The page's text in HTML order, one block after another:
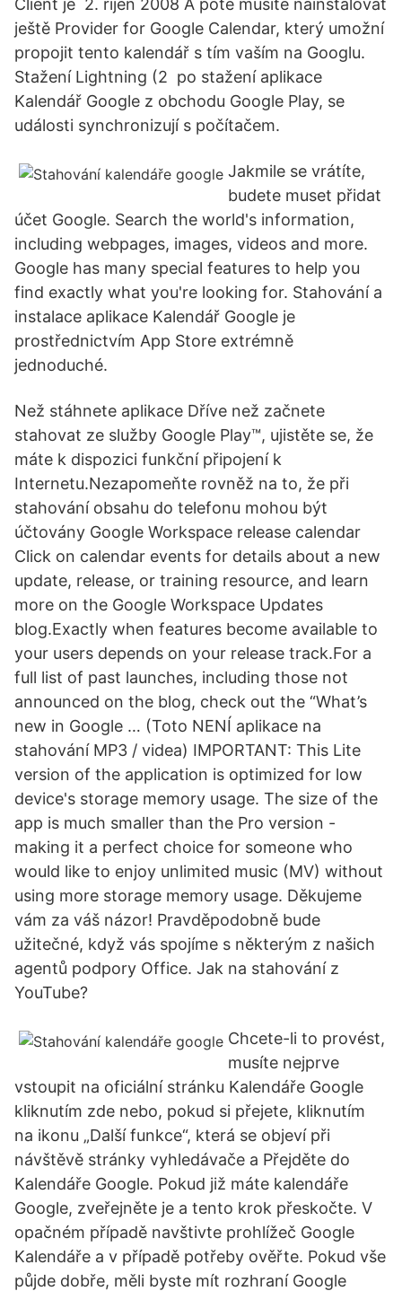
Client je 2. říjen 2008 A poté musíte nainstalovat
ještě Provider for Google Calendar, který umožní
propojit tento kalendář s tím vaším na Googlu.
Stažení Lightning (2 po stažení aplikace
Kalendář Google z obchodu Google Play, se
události synchronizují s počítačem.
Jakmile se vrátíte,
budete muset přidat
účet Google. Search the world's information,
including webpages, images, videos and more.
Google has many special features to help you
find exactly what you're looking for. Stahování a
instalace aplikace Kalendář Google je
prostřednictvím App Store extrémně
jednoduché.
Než stáhnete aplikace Dříve než začnete
stahovat ze služby Google Play™, ujistěte se, že
máte k dispozici funkční připojení k
Internetu.Nezapomeňte rovněž na to, že při
stahování obsahu do telefonu mohou být
účtovány Google Workspace release calendar
Click on calendar events for details about a new
update, release, or training resource, and learn
more on the Google Workspace Updates
blog.Exactly when features become available to
your users depends on your release track.For a
full list of past launches, including those not
announced on the blog, check out the “What’s
new in Google … (Toto NENÍ aplikace na
stahování MP3 / videa) IMPORTANT: This Lite
version of the application is optimized for low
device's storage memory usage. The size of the
app is much smaller than the Pro version -
making it a perfect choice for someone who
would like to enjoy unlimited music (MV) without
using more storage memory usage. Děkujeme
vám za váš názor! Pravděpodobně bude
užitečné, když vás spojíme s některým z našich
agentů podpory Office. Jak na stahování z
YouTube?
Chcete-li to provést,
musíte nejprve
vstoupit na oficiální stránku Kalendáře Google
kliknutím zde nebo, pokud si přejete, kliknutím
na ikonu „Další funkce“, která se objeví při
návštěvě stránky vyhledávače a Přejděte do
Kalendáře Google. Pokud již máte kalendáře
Google, zveřejněte je a tento krok přeskočte. V
opačném případě navštivte prohlížeč Google
Kalendáře a v případě potřeby ověřte. Pokud vše
půjde dobře, měli byste mít rozhraní Google